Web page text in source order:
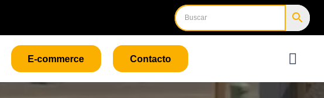
E-commerce Contacto